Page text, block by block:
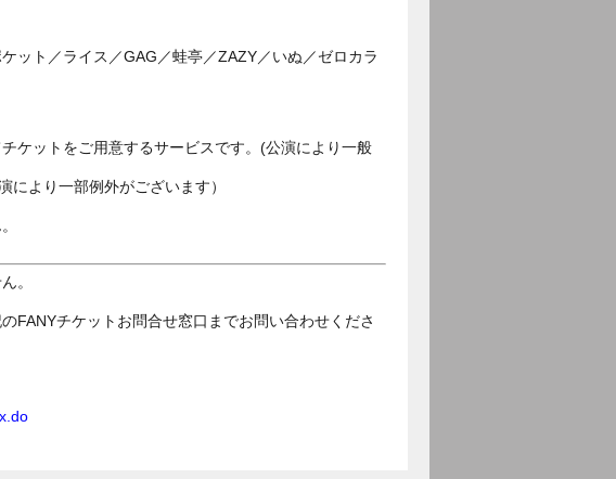
ット／ライス／GAG／蛙亭／ZAZY／いぬ／ゼロカラ
ケットをご用意するサービスです。(公演により一般
により一部例外がございます）
。
FANYチケットお問合せ窓口までお問い合わせくださ